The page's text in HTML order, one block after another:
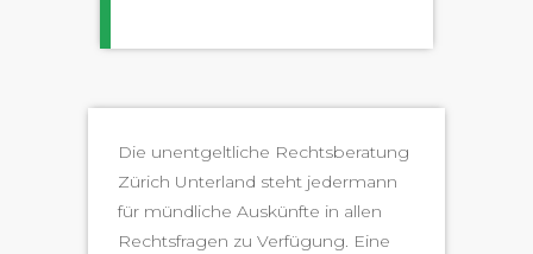
Die unent­geltliche Rechts­ber­atung
Zürich Unter­land ste­ht jed­er­mann
für mündliche Auskün­fte in allen
Rechts­fra­gen zu Ver­fü­gung. Eine